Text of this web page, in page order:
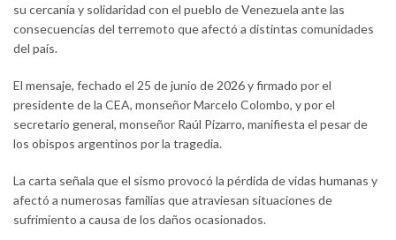
su cercanía y solidaridad con el pueblo de Venezuela ante las
consecuencias del terremoto que afectó a distintas comunidades
del país.
El mensaje, fechado el 25 de junio de 2026 y firmado por el
presidente de la CEA, monseñor Marcelo Colombo, y por el
secretario general, monseñor Raúl Pizarro, manifiesta el pesar de
los obispos argentinos por la tragedia.
La carta señala que el sismo provocó la pérdida de vidas humanas y
afectó a numerosas familias que atraviesan situaciones de
sufrimiento a causa de los daños ocasionados.